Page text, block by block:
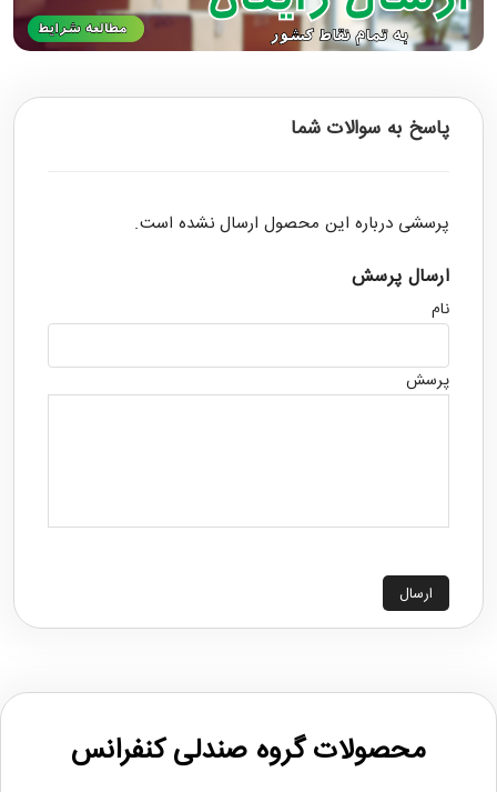
پاسخ به سوالات شما
پرسشی درباره این محصول ارسال نشده است.
ارسال پرسش
نام
پرسش
ارسال
محصولات گروه صندلی کنفرانس